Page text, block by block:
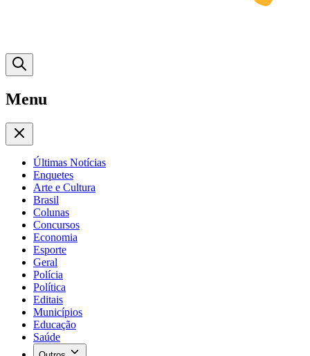
Menu
Últimas Notícias
Enquetes
Arte e Cultura
Brasil
Colunas
Concursos
Economia
Esporte
Geral
Polícia
Política
Editais
Municípios
Educação
Saúde